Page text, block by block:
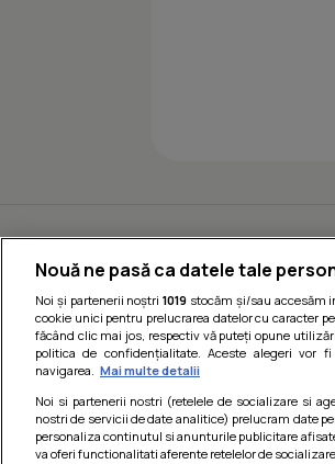
Nouă ne pasă ca datele tale
Noi și partenerii noștri1019 stocăm și/sau accesăm
cookie unici pentru prelucrarea datelor cu caracter
făcând clic mai jos, respectiv vă puteți opune
politica de confidențialitate. Aceste alegeri vor
navigarea. Mai multe detalii
Noi si partenerii nostri (retelele de socializare si
nostri de servicii de date analitice) prelucram date
personaliza continutul si anunturile publicitare
va oferi functionalitati aferente retelelor de